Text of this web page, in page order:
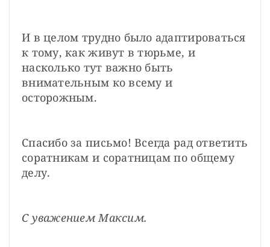
И в целом трудно было адаптироваться
к тому, как живут в тюрьме, и
насколько тут важно быть
внимательным ко всему и
осторожным.
Спасибо за письмо! Всегда рад ответить
соратникам и соратницам по общему
делу.
С уважением Максим.